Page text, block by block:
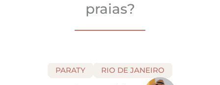
praias?
PARATY RIO DE JANEIRO